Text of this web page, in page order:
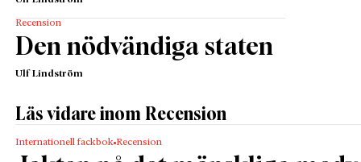
Recension
Den nödvändiga staten
Ulf Lindström
Läs vidare inom Recension
Internationell fackbok Recension